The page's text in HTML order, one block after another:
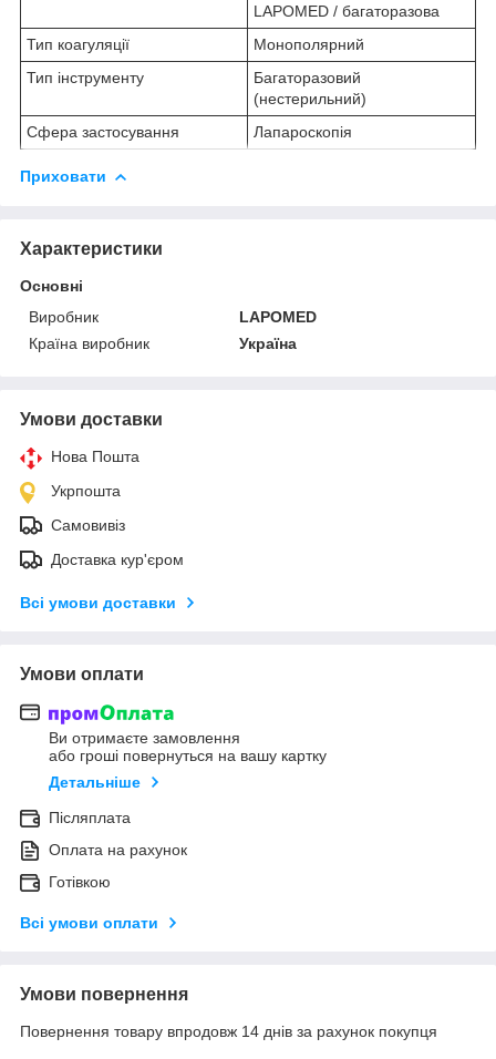
LAPOMED / багаторазова
Тип коагуляції
Монополярний
Тип інструменту
Багаторазовий
(нестерильний)
Сфера застосування
Лапароскопія
Приховати
Характеристики
Основні
Виробник
LAPOMED
Країна виробник
Україна
Умови доставки
Нова Пошта
Укрпошта
Самовивіз
Доставка кур'єром
Всі умови доставки
Умови оплати
Ви отримаєте замовлення
або гроші повернуться на вашу картку
Детальніше
Післяплата
Оплата на рахунок
Готівкою
Всі умови оплати
Умови повернення
Повернення товару впродовж 14 днів за рахунок покупця